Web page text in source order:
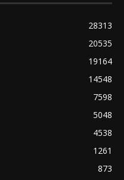
28313
20535
19164
14548
7598
5048
4538
1261
873